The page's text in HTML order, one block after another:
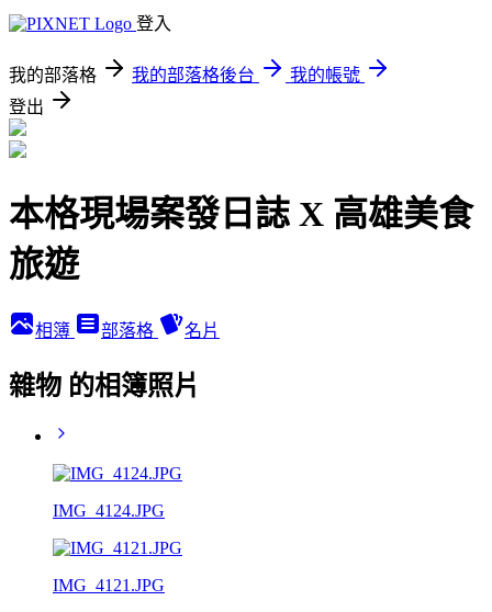
登入
我的部落格 我的部落格後台
我的帳號
登出
本格現場案發日誌 X 高雄美食
旅遊
相簿 部落格 名片
雜物 的相簿照片
IMG_4124.JPG
IMG_4121.JPG